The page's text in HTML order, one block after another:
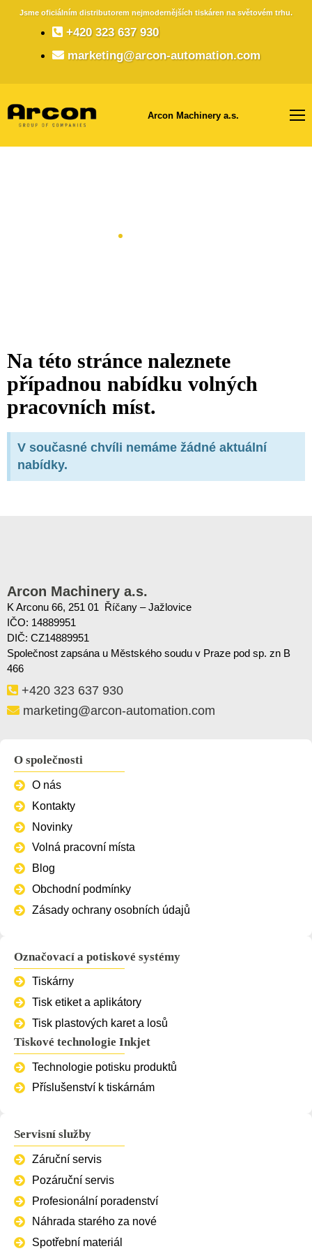
Jsme oficiálním distributorem nejmodernějších tiskáren na světovém trhu.
+420 323 637 930
marketing@arcon-automation.com
Arcon Machinery a.s.
Na této stránce naleznete
případnou nabídku volných
pracovních míst.
V současné chvíli nemáme žádné aktuální
nabídky.
Arcon Machinery a.s.
K Arconu 66, 251 01 Říčany – Jažlovice
IČO: 14889951
DIČ: CZ14889951
Společnost zapsána u Městského soudu v Praze pod sp. zn B
466
+420 323 637 930
marketing@arcon-automation.com
O společnosti
O nás
Kontakty
Novinky
Volná pracovní místa
Blog
Obchodní podmínky
Zásady ochrany osobních údajů
Označovací a potiskové systémy
Tiskárny
Tisk etiket a aplikátory
Tisk plastových karet a losů
Tiskové technologie Inkjet
Technologie potisku produktů
Příslušenství k tiskárnám
Servisní služby
Záruční servis
Pozáruční servis
Profesionální poradenství
Náhrada starého za nové
Spotřební materiál